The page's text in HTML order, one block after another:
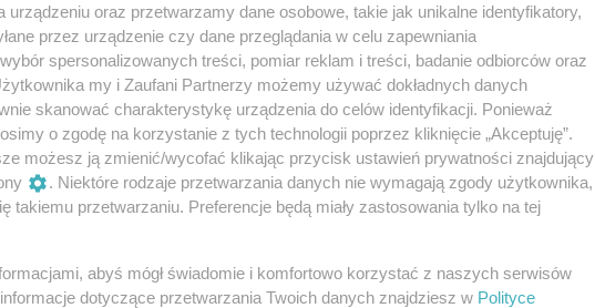
27 / 80
urządzeniu oraz przetwarzamy dane osobowe, takie jak unikalne identyfikatory,
przez urządzenie czy dane przeglądania w celu zapewniania
spersonalizowanych treści, pomiar reklam i treści, badanie odbiorców oraz
my i Zaufani Partnerzy możemy używać dokładnych danych
skanować charakterystykę urządzenia do celów identyfikacji. Ponieważ
o zgodę na korzystanie z tych technologii poprzez kliknięcie „Akceptuję”.
możesz ją zmienić/wycofać klikając przycisk ustawień prywatności znajdujący
. Niektóre rodzaje przetwarzania danych nie wymagają zgody użytkownika,
takiemu przetwarzaniu. Preferencje będą miały zastosowania tylko na tej
abyś mógł świadomie i komfortowo korzystać z naszych serwisów
dotyczące przetwarzania Twoich danych znajdziesz w Polityce